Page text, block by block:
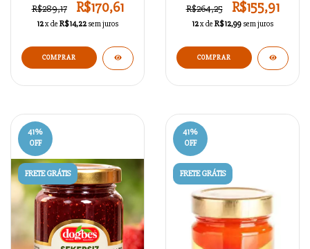
R$289,17
R$170,61
12x de R$14,22 sem juros
COMPRAR
R$264,25
R$155,91
12x de R$12,99 sem juros
COMPRAR
41%
OFF
FRETE GRÁTIS
41%
OFF
FRETE GRÁTIS